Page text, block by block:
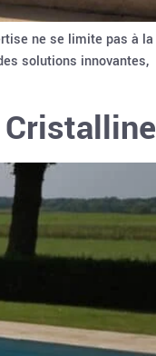
ne se limite pas à la
solutions innovantes,
Cristalline